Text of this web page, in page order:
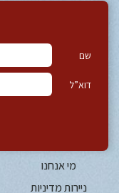
שם
דוא”ל
מי אנחנו
ניירות מדיניות